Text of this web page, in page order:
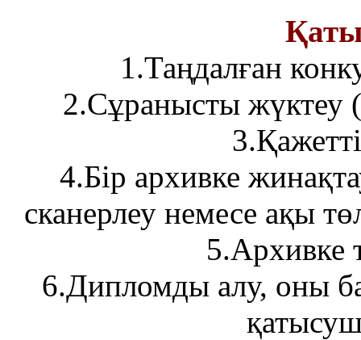
1.Таңдалған
2.Сұранысты жүктеу
4.Бір архивке
сканерлеу немесе ақы
5.Архивке
6.Дипломды алу, оны